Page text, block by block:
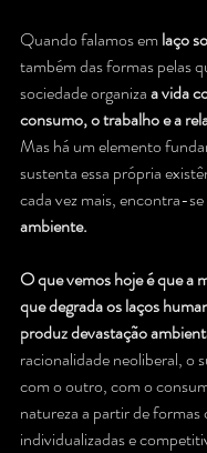
Quando falamos em laço
também das formas pelas
sociedade organiza a vida
consumo, o trabalho e a
Mas há um elemento
sustenta essa própria
cada vez mais, encontra-
ambiente.
O que vemos hoje é que a
que degrada os laços
produz devastação
racionalidade neoliberal, o
com o outro, com o
natureza a partir de formas
individualizadas e